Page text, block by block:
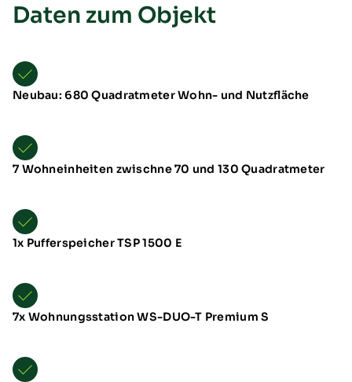
Schulungen & Seminare
Förderung
Downloads
TTL Aufstellarten
Daten zum Objekt
Neubau: 680 Quadratmeter Wohn- und Nutzfläche
7 Wohneinheiten zwischne 70 und 130 Quadratmeter
1x Pufferspeicher TSP 1500 E
7x Wohnungsstation WS-DUO-T Premium S